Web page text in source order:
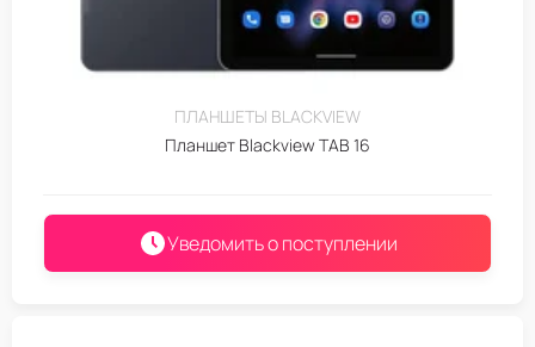
ПЛАНШЕТЫ BLACKVIEW
Планшет Blackview TAB 16
Уведомить о поступлении